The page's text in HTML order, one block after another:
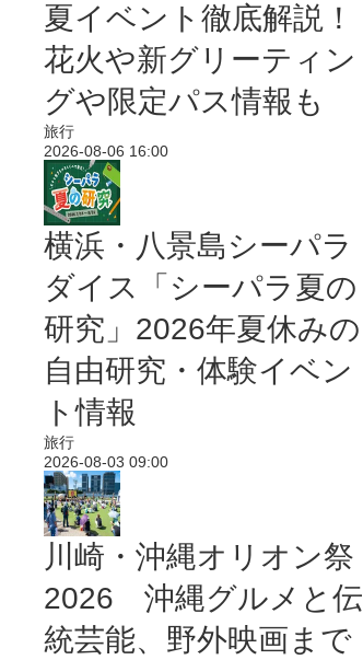
夏イベント徹底解説！
花火や新グリーティン
グや限定パス情報も
旅行
2026-08-06 16:00
横浜・八景島シーパラ
ダイス「シーパラ夏の
研究」2026年夏休みの
自由研究・体験イベン
ト情報
旅行
2026-08-03 09:00
川崎・沖縄オリオン祭
2026 沖縄グルメと伝
統芸能、野外映画まで